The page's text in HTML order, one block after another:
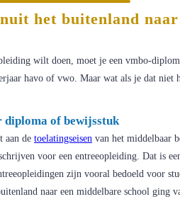
het buitenland naar
wilt doen, moet je een vmbo-
havo of vwo. Maar wat als je dat niet
of bewijsstuk
aan de toelatingseisen van het middelbaar
voor een entreeopleiding. Dat is
zijn vooral bedoeld voor
naar een middelbare school ging